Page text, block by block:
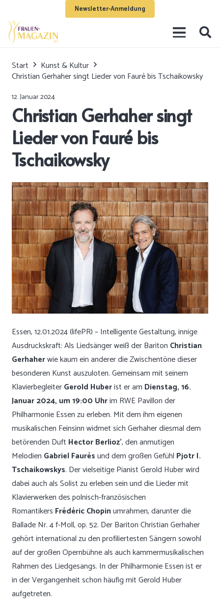
Newsletter-Anmeldung
Start
Kunst & Kultur
Christian Gerhaher singt Lieder von Fauré bis Tschaikowsky
12. Januar 2024
Christian Gerhaher singt
Lieder von Fauré bis
Tschaikowsky
Essen, 12.01.2024 (lifePR) – Intelligente Gestaltung, innige
Ausdruckskraft: Als Liedsänger weiß der Bariton Christian
Gerhaherwie kaum ein anderer die Zwischentöne dieser
besonderen Kunst auszuloten. Gemeinsam mit seinem
KlavierbegleiterGerold Huberist er am Dienstag, 16.
Januar 2024, um 19:00 Uhrim RWE Pavillon der
Philharmonie Essen zu erleben. Mit dem ihm eigenen
musikalischen Feinsinn widmet sich Gerhaher diesmal dem
betörenden Duft Hector Berlioz’, den anmutigen
Melodien Gabriel Faurésund dem großen Gefühl Pjotr I.
Tschaikowskys. Der vielseitige Pianist Gerold Huber wird
dabei auch als Solist zu erleben sein und die Lieder mit
Klavierwerken des polnisch-französischen
Romantikers Frédéric Chopinumrahmen, darunter die
Ballade Nr. 4 f-Moll, op. 52. Der Bariton Christian Gerhaher
gehört international zu den profiliertesten Sängern sowohl
auf der großen Opernbühne als auch kammermusikalischen
Rahmen des Liedgesangs. In der Philharmonie Essen ist er
in der Vergangenheit schon häufig mit Gerold Huber
aufgetreten.